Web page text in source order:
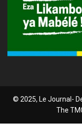
© 2025, Le Journal-
The